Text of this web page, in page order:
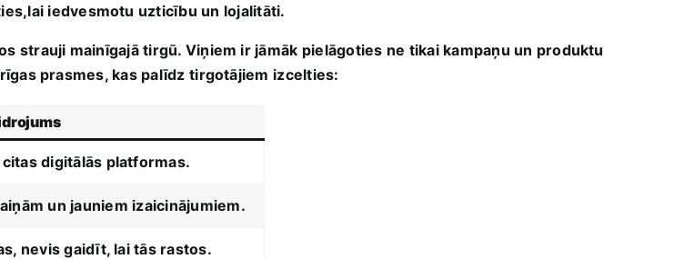
iedvesmotu uzticību un lojalitāti.
strauji mainīgajā tirgū. Viņiem ir jāmāk⁤ pielāgoties ne⁣ tikai kampaņu un produktu
prasmes, kas palīdz ⁢tirgotājiem ⁢izcelties:
digitālās platformas.
un ​jauniem⁢ izaicinājumiem.
⁣nevis​ gaidīt, lai tās rastos.